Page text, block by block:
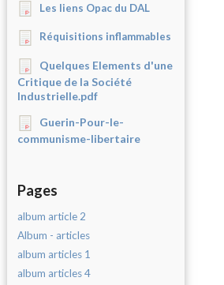
Les liens Opac du DAL
Réquisitions inflammables
Quelques Elements d'une
Critique de la Société
Industrielle.pdf
Guerin-Pour-le-
communisme-libertaire
Pages
album article 2
Album - articles
album articles 1
album articles 4